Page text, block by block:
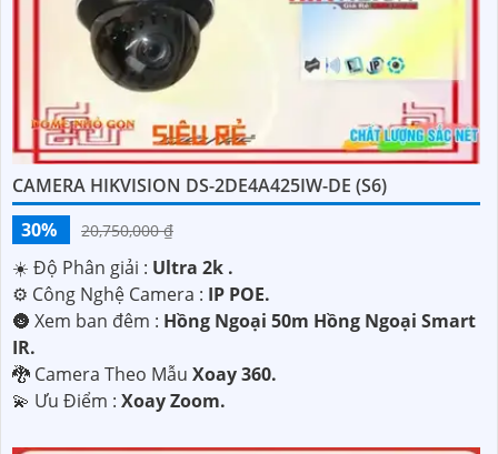
CAMERA HIKVISION DS-2DE4A425IW-DE (S6)
30%
20,750,000 ₫
☀️ Độ Phân giải : Ultra 2k .
⚙ Công Nghệ Camera : IP POE.
🌚 Xem ban đêm : Hồng Ngoại 50m Hồng Ngoại Smart
IR.
🐉️ Camera Theo Mẫu Xoay 360.
️💫 Ưu Điểm : Xoay Zoom.